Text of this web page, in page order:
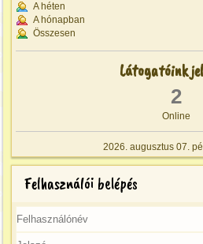
A héten
A hónapban
Összesen
Látogatóink
2
Online
2026. augusztus 07.
Felhasználói belépés